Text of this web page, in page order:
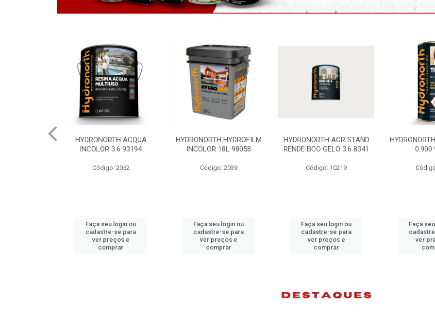
HYDRONORTH HYDROFILM
INCOLOR 18L 98058
Código: 2039
Faça seu login ou
cadastre-se para
ver preços e
comprar
HYDRONORTH ACR STAND
RENDE BCO GELO 3.6 8341
Código: 10219
Faça seu login ou
cadastre-se para
ver preços e
comprar
HYDRONORTH SOLV CRYLL
0.900 95657
Código: 2041
Faça seu login ou
cadastre-se para
ver preços e
comprar
PRETO
Faça
ver